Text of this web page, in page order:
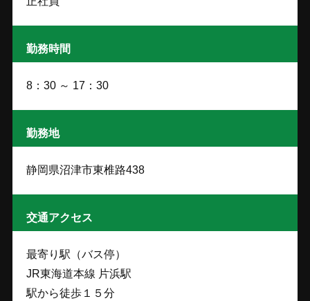
勤務時間
8：30 ～ 17：30
勤務地
静岡県沼津市東椎路438
交通アクセス
最寄り駅（バス停）
JR東海道本線 片浜駅
駅から徒歩１５分